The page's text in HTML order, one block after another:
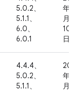
5.0.2、
5.1.1、
6.0、
6.0.1
年 4
月
10
日
4.4.4、
5.0.2、
5.1.1、
年 3
月